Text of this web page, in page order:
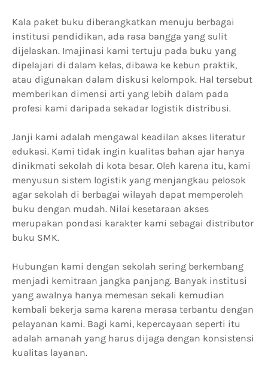
Kala paket buku diberangkatkan menuju berbagai
institusi pendidikan, ada rasa bangga yang sulit
dijelaskan. Imajinasi kami tertuju pada buku yang
dipelajari di dalam kelas, dibawa ke kebun praktik,
atau digunakan dalam diskusi kelompok. Hal tersebut
memberikan dimensi arti yang lebih dalam pada
profesi kami daripada sekadar logistik distribusi.
Janji kami adalah mengawal keadilan akses literatur
edukasi. Kami tidak ingin kualitas bahan ajar hanya
dinikmati sekolah di kota besar. Oleh karena itu, kami
menyusun sistem logistik yang menjangkau pelosok
agar sekolah di berbagai wilayah dapat memperoleh
buku dengan mudah. Nilai kesetaraan akses
merupakan pondasi karakter kami sebagai distributor
buku SMK.
Hubungan kami dengan sekolah sering berkembang
menjadi kemitraan jangka panjang. Banyak institusi
yang awalnya hanya memesan sekali kemudian
kembali bekerja sama karena merasa terbantu dengan
pelayanan kami. Bagi kami, kepercayaan seperti itu
adalah amanah yang harus dijaga dengan konsistensi
kualitas layanan.